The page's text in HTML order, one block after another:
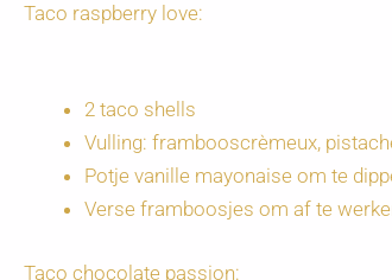
Taco raspberry love:
2 taco shells
Vulling: frambooscrèmeux,
Potje vanille mayonaise om te
Verse framboosjes om af te
Taco chocolate passion: